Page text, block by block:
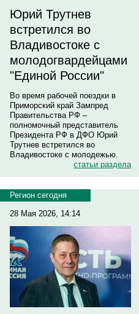
Юрий Трутнев
встретился во
Владивостоке с
молодогвардейцами
"Единой России"
Во время рабочей поездки в
Приморский край Зампред
Правительства РФ –
полномочный представитель
Президента РФ в ДФО Юрий
Трутнев встретился во
Владивостоке с молодежью.
статьи раздела
Регион сегодня
28 Мая 2026, 14:14